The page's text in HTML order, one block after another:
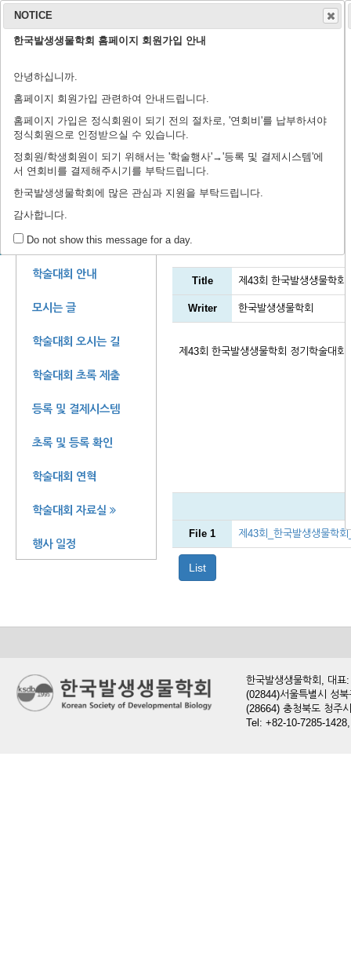
회장 인사말
학회 연혁
학회 회칙
연구윤리규정
임원 명단 학술지 홈페이지
편집위원회
출판 윤리 규정
제44회 정기학술대회에
학술 행사
학술대회 안내
모시는 글
학술대회 오시는 길
학술대회 초록 제출
등록 및 결제시스템
초록 및 등록 확인
학술대회 연혁
학술대회 자료실
행사 일정
학술대회 자료실
Title 제43회 한국발생생물학회
Writer 한국발생생물학회
제43회 한국발생생물학회 정기학술대회
File 1 제43회_한국발생생물학
List
한국발생생물학회, 대
(02844)서울특별시 성
(28664) 충청북도 청주
Tel: +82-10-7285-
NOTICE
한국발생생물학회 홈페이지 회원가입 안내
안녕하십니까.
홈페이지 회원가입 관련하여 안내드립니다.
홈페이지 가입은 정식회원이 되기 전의 절차로, '연회비'를 납부하셔야
정식회원으로 인정받으실 수 있습니다.
정회원/학생회원이 되기 위해서는 '학술행사'→'등록 및 결제시스템'에
서 연회비를 결제해주시기를 부탁드립니다.
한국발생생물학회에 많은 관심과 지원을 부탁드립니다.
감사합니다.
Do not show this message for a day.